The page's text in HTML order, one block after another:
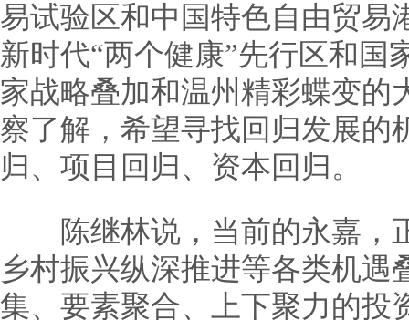
易试验区和中国特色自由贸易
新时代“两个健康”先行区和国
家战略叠加和温州精彩蝶变的
察了解，希望寻找回归发展的
归、项目回归、资本回归。
陈继林说，当前的永嘉，
乡村振兴纵深推进等各类机遇
集、要素聚合、上下聚力的投